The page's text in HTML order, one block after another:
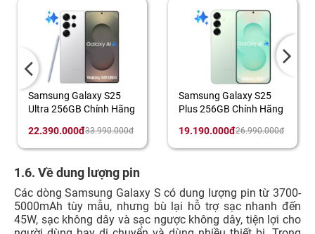
Samsung Galaxy S25
Ultra 256GB Chính Hãng
22.390.000đ33.990.000đ
Samsung Galaxy S25
Plus 256GB Chính Hãng
19.190.000đ26.990.000đ
1.6. Về dung lượng pin
Các dòng Samsung Galaxy S có dung lượng pin từ 3700-
5000mAh tùy mẫu, nhưng bù lại hỗ trợ sạc nhanh đến
45W, sạc không dây và sạc ngược không dây, tiện lợi cho